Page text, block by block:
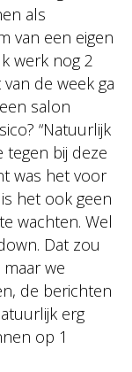
als
van een eigen
werk nog 2
de week ga
salon
“Natuurlijk
tegen bij deze
was het voor
het ook geen
wachten. Wel
Dat zou
we
de berichten
erg
op 1